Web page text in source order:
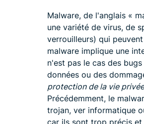
Malware, de l'anglais «
une variété de virus, de
verrouilleurs) qui
malware implique une
n'est pas le cas des
données ou des
protection de la vie
Précédemment, le
trojan, ver informatique